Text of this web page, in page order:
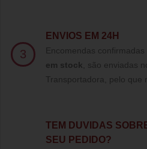
3
ENVIOS EM 24H
Encomendas
em stock , são enviadas
Transportadora, pelo que
TE M DUVIDAS
SEU PEDIDO?